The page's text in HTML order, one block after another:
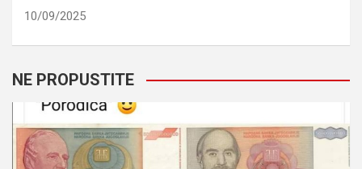
10/09/2025
NE PROPUSTITE